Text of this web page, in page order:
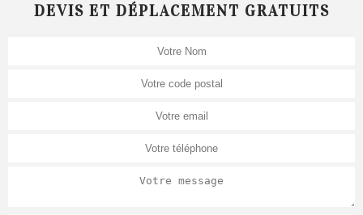
DEVIS ET DÉPLACEMENT GRATUITS